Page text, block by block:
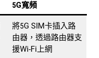
5G寬頻
將5G SIM卡插入路
由器，透過路由器支
援Wi-Fi上網